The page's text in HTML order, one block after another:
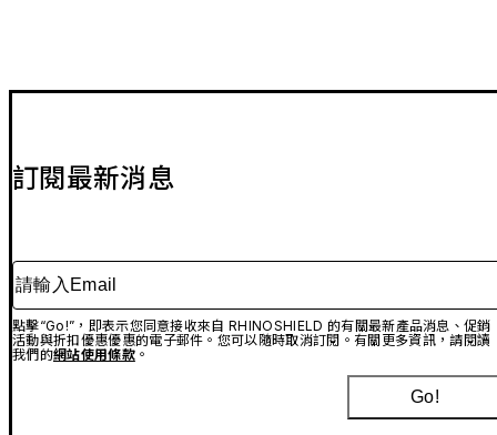
訂閱最新消息
請輸入Email
點擊“Go!”，即表示您同意接收來自 RHINOSHIELD 的有關最新產品消息、促銷
活動與折扣優惠優惠的電子郵件。您可以隨時取消訂閱。有關更多資訊，請閱讀
我們的網站使用條款。
Go!